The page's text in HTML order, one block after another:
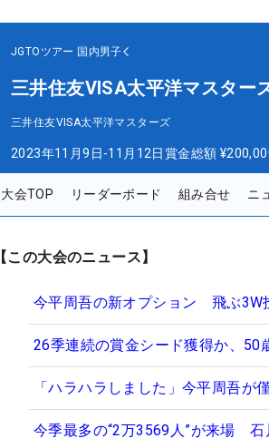
JGTOツアー 国内男子
三井住友VISA太平洋マスター
三井住友VISA太平洋マスターズ
2023年11月9日-11月12日賞金総額
大会TOP リーダーボード 組み合せ ニ
【この大会のニュース】
今平周吾の新オプション 飛ぶ3W
26季連続の賞金シード獲得か、
「ハラハラしました」今平周吾
今季最多の“2万3569人”が来場 石